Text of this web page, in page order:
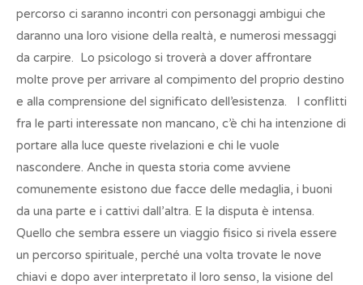
percorso ci saranno incontri con personaggi ambigui che
daranno una loro visione della realtà, e numerosi messaggi
da carpire. Lo psicologo si troverà a dover affrontare
molte prove per arrivare al compimento del proprio destino
e alla comprensione del significato dell’esistenza. I conflitti
fra le parti interessate non mancano, c’è chi ha intenzione di
portare alla luce queste rivelazioni e chi le vuole
nascondere. Anche in questa storia come avviene
comunemente esistono due facce delle medaglia, i buoni
da una parte e i cattivi dall’altra. E la disputa è intensa.
Quello che sembra essere un viaggio fisico si rivela essere
un percorso spirituale, perché una volta trovate le nove
chiavi e dopo aver interpretato il loro senso, la visione del